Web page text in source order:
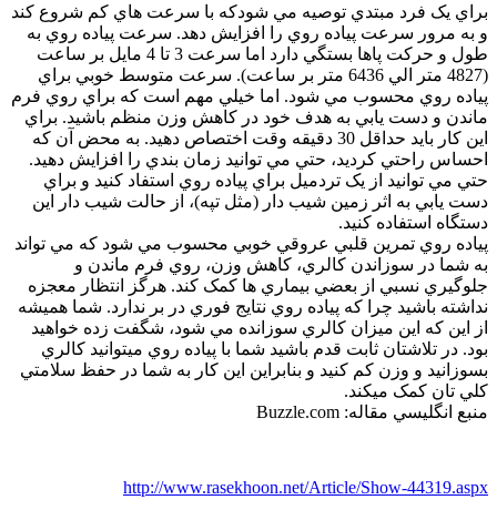
براي يک فرد مبتدي توصيه مي شودکه با سرعت هاي کم شروع کند
و به مرور سرعت پياده روي را افزايش دهد. سرعت پياده روي به
طول و حرکت پاها بستگي دارد اما سرعت 3 تا 4 مايل بر ساعت
(4827 متر الي 6436 متر بر ساعت). سرعت متوسط خوبي براي
پياده روي محسوب مي شود. اما خيلي مهم است که براي روي فرم
ماندن و دست يابي به هدف خود در کاهش وزن منظم باشيد. براي
اين کار بايد حداقل 30 دقيقه وقت اختصاص دهيد. به محض آن که
احساس راحتي کرديد، حتي مي توانيد زمان بندي را افزايش دهيد.
حتي مي توانيد از يک تردميل براي پياده روي استفاد کنيد و براي
دست يابي به اثر زمين شيب دار (مثل تپه)، از حالت شيب دار اين
دستگاه استفاده کنيد.
پياده روي تمرين قلبي عروقي خوبي محسوب مي شود که مي تواند
به شما در سوزاندن کالري، کاهش وزن، روي فرم ماندن و
جلوگيري نسبي از بعضي بيماري ها کمک کند. هرگز انتظار معجزه
نداشته باشيد چرا که پياده روي نتايج فوري در بر ندارد. شما هميشه
از اين که اين ميزان کالري سوزانده مي شود، شگفت زده خواهيد
بود. در تلاشتان ثابت قدم باشيد شما با پياده روي ميتوانيد کالري
بسوزانيد و وزن کم کنيد و بنابراين اين کار به شما در حفظ سلامتي
کلي تان کمک ميکند.
منبع انگليسي مقاله: Buzzle.com
http://www.rasekhoon.net/Article/Show-44319.aspx